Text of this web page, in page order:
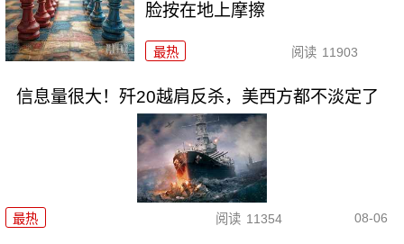
脸按在地上摩擦
最热 阅读 11903
信息量很大！歼20越肩反杀，美西方都不淡定了
最热 阅读 11354 08-06